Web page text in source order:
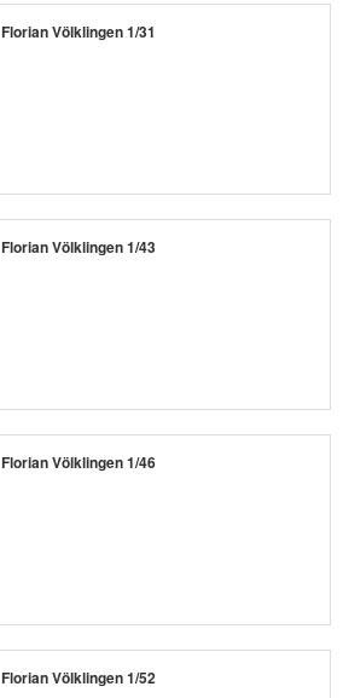
Florian Völklingen 1/31
Florian Völklingen 1/43
Florian Völklingen 1/46
Florian Völklingen 1/52